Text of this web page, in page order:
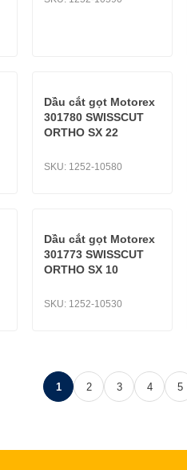
Dầu cắt gọt Motorex
301780 SWISSCUT
ORTHO SX 22
SKU: 1252-10580
Dầu cắt gọt Motorex
301773 SWISSCUT
ORTHO SX 10
SKU: 1252-10530
1 2 3 4 5